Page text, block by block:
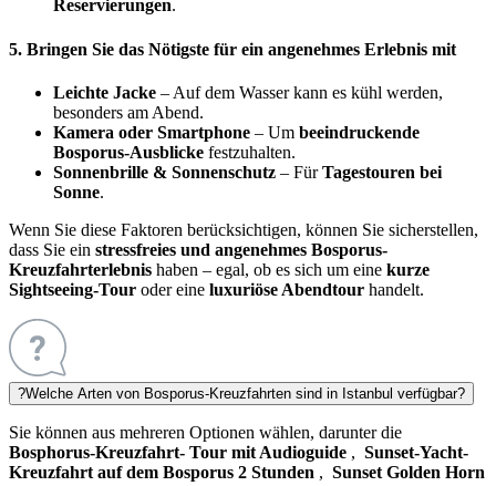
Reservierungen.
5. Bringen Sie das Nötigste für ein angenehmes Erlebnis mit
Leichte Jacke – Auf dem Wasser kann es kühl werden,
besonders am Abend.
Kamera oder Smartphone – Um beeindruckende
Bosporus-Ausblicke festzuhalten.
Sonnenbrille & Sonnenschutz – FürTagestouren bei
Sonne.
Wenn Sie diese Faktoren berücksichtigen, können Sie sicherstellen,
dass Sie ein stressfreies und angenehmes Bosporus-
Kreuzfahrterlebnis haben – egal, ob es sich um eine kurze
Sightseeing-Tour oder eine luxuriöse Abendtour handelt.
?Welche Arten von Bosporus-Kreuzfahrten sind in Istanbul verfügbar?
Sie können aus mehreren Optionen wählen, darunter die
Bosphorus-Kreuzfahrt- Tour mit Audioguide , Sunset-Yacht-
Kreuzfahrt auf dem Bosporus 2 Stunden , Sunset Golden Horn